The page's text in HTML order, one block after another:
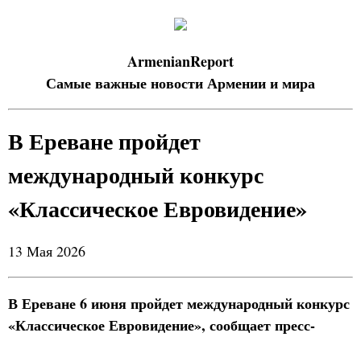
ArmenianReport
Самые важные новости Армении и мира
В Ереване пройдет
международный конкурс
«Классическое Евровидение»
13 Мая 2026
В Ереване 6 июня пройдет международный конкурс
«Классическое Евровидение», сообщает пресс-